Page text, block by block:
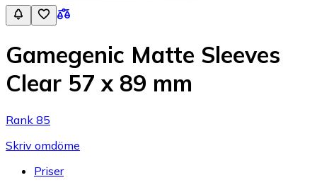
Gamegenic Matte Sleeves
Clear 57 x 89 mm
Rank 85
Skriv omdöme
Priser